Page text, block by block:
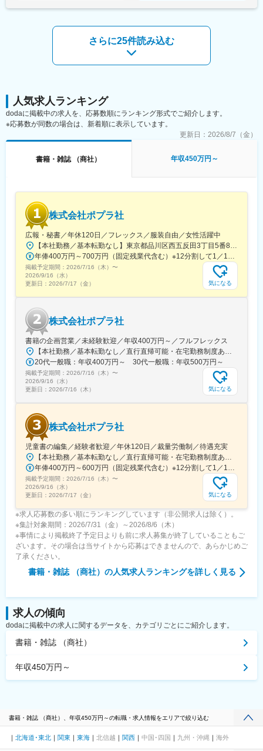
変更の範囲：会社の定める業務
■業務内容詳細：
当社のECおよび店舗向け商品の在庫・物流管理を一括して担い、
複数倉庫を横断した物流計画の策定から実行・改善までをリード
いただきます。数千万SKUに及ぶ多種多様な商材を扱うため、商
品特性に応じた在庫配置や作業フローの構築が重要です。数百名
最適化を図ります。また、人事評価制度の設計や運用を通じて現
場メンバーのモチベーション向上と生産性向上に貢献いただきま
す。
■キャリアパス：
を横断した物流計画立案・WMS改善の主担当として活躍→全社物
■働き方、就業環境：
業務効率化やシステム活用を重視する文化が根付いており、無駄
な作業を減らし、生産性高く働ける環境です。静岡を本拠地とし
た安定した経営基盤のもと、腰を据えてキャリア形成が可能で
す。
変更の範囲：会社の定める業務
さらに25件読み込む
人気求人ランキング
dodaに掲載中の求人を、応募数順にランキング形式でご紹介します。
※応募数が同数の場合は、新着順に表示しています。
更新日： 2026/8/7（金）
書籍・雑誌 （商社） 年収450万円～
株式会社ポプラ社
広報・秘書／年休120日／フレックス／服装自由／女性活躍中
掲載予定期間： 2026/7/16（木） 〜
2026/9/16（水）
更新日： 2026/7/17（金） 気になる
株式会社ポプラ社
書籍の企画営業／未経験歓迎／年収400万円～／フルフレックス
20代一般職：年収400万円～ 30代一般職：年収500万円～
掲載予定期間： 2026/7/16（木） 〜
2026/9/16（水）
更新日： 2026/7/16（木） 気になる
株式会社ポプラ社
児童書の編集／経験者歓迎／年休120日／裁量労働制／待遇充実
掲載予定期間： 2026/7/16（木） 〜
2026/9/16（水）
更新日： 2026/7/17（金） 気になる
※求人応募数の多い順にランキングしています（非公開求人は除く）。
※集計対象期間：2026/7/31（金）～2026/8/6（木）
※事情により掲載終了予定日よりも前に求人募集が終了していることもご
ざいます。その場合は当サイトから応募はできませんので、あらかじめご
了承ください。
書籍・雑誌 （商社） の人気求人ランキングを詳しく見る
求人の傾向
dodaに掲載中の求人に関するデータを、カテゴリごとにご紹介します。
書籍・雑誌 （商社）
年収450万円～
書籍・雑誌 （商社）、年収450万円～の転職・求人情報をエリアで絞り込む
北海道･東北 関東 東海 北信越 関西 中国･四国 九州・沖縄 海外